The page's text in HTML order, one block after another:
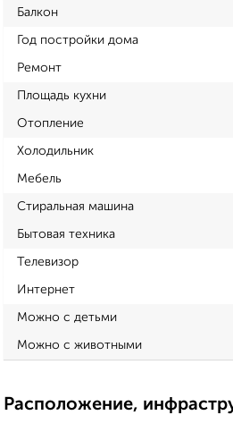
Балкон
Год постройки дома
Ремонт
Площадь кухни
Отопление
Холодильник
Мебель
Стиральная машина
Бытовая техника
Телевизор
Интернет
Можно с детьми
Можно с животными
Расположение,